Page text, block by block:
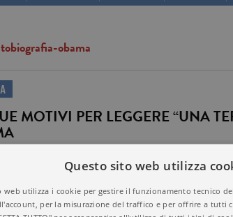
obama
MOTIVI PER LEGGERE “UNA
Questo sito web utilizza
web utilizza i cookie per gestire il funzionamento tecnico
per la misurazione del traffico e per offrire a tutti